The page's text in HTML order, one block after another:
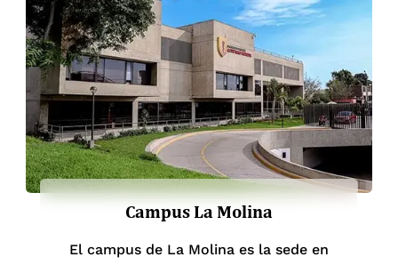
Dra. Alejandrina Gonzales Ochoa
Jefa de la Unidad Integrada de
Gestión de la Investigación,
Ciencia y Tecnología
virgilio.holguin@upch.pe
Campus La Molina
El campus de La Molina es la sede en